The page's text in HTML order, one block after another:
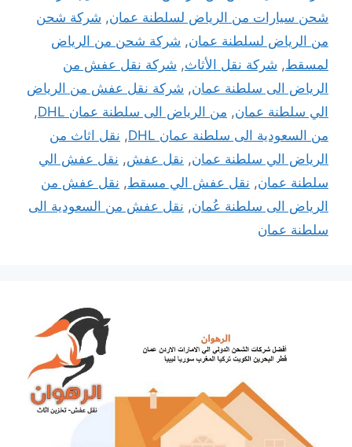
شحن سيارات من الرياض لسلطنة عمان, شركة شحن
من الرياض لسلطنة عمان, شركة شحن من الرياض
لمسقط, شركة نقل الأثاث, شركة نقل عفش من
الرياض الى سلطنة عمان, شركة نقل عفش من الرياض
الي سلطنة عمان, من الرياض الى سلطنة عمان DHL
,
من السعودية الى سلطنة عمان DHL
, نقل اثاث من
الرياض الي سلطنة عمان, نقل عفش, نقل عفش الي
سلطنة عمان, نقل عفش الي مسقط, نقل عفش من
الرياض الى سلطنة عُمان, نقل عفش من السعودية الى
سلطنة عمان